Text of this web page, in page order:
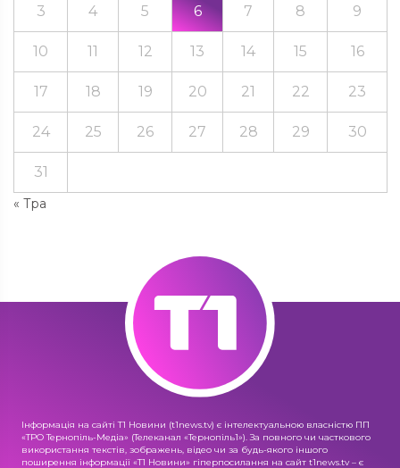
« Тра
3 4 5 6 7 8 9
10 11 12 13 14 15 16
17 18 19 20 21 22 23
24 25 26 27 28 29 30
31
Інформація на сайті Т1 Новини (t1news.tv) є інтелектуальною власністю ПП
«ТРО Тернопіль-Медіа» (Телеканал «Тернопіль1»). За повного чи часткового
використання текстів, зображень, відео чи за будь-якого іншого
поширення інформації «Т1 Новини» гіперпосилання на сайт t1news.tv – є